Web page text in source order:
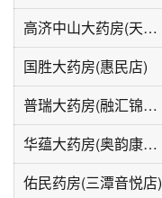
高济中山大药房(天和苑店)
国胜大药房(惠民店)
普瑞大药房(融汇锦江店)
华蕴大药房(奥韵康城东北)
佑民药房(三潭音悦店)